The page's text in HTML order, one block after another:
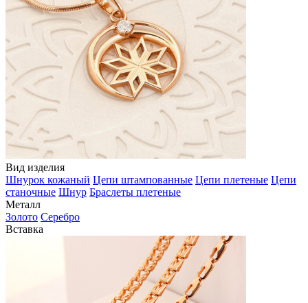
Вид изделия
Шнурок кожаный Цепи штампованные Цепи плетеные Цепи
станочные Шнур Браслеты плетеные
Металл
Золото Серебро
Вставка